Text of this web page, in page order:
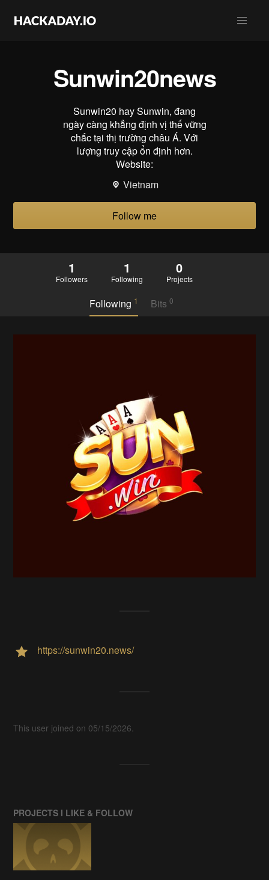
Sunwin20news
Sunwin20 hay Sunwin, đang
ngày càng khẳng định vị thế vững
chắc tại thị trường châu Á. Với
lượng truy cập ổn định hơn.
Website:
Vietnam
Follow me
1
Followers
1
Following
0
Projects
Following 1 Bits 0
https://sunwin20.news/
This user joined on 05/15/2026.
PROJECTS I LIKE & FOLLOW